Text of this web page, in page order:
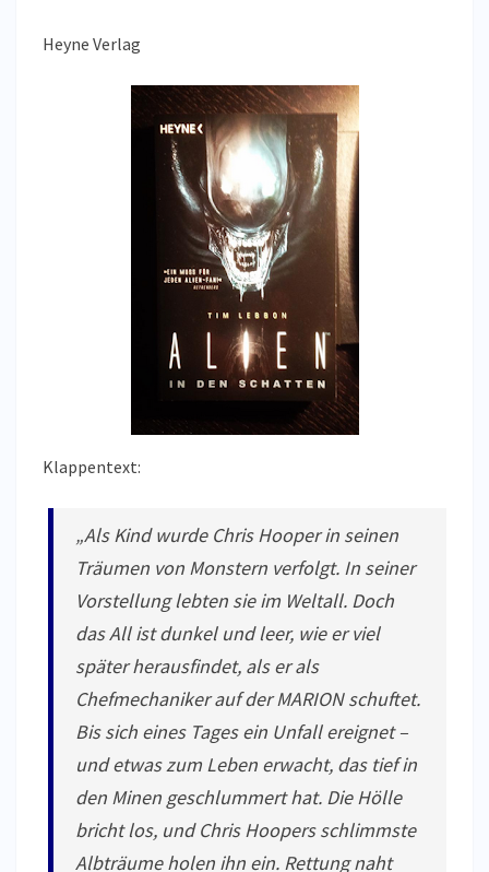
Heyne Verlag
Klappentext:
„Als Kind wurde Chris Hooper in seinen
Träumen von Monstern verfolgt. In seiner
Vorstellung lebten sie im Weltall. Doch
das All ist dunkel und leer, wie er viel
später herausfindet, als er als
Chefmechaniker auf der MARION schuftet.
Bis sich eines Tages ein Unfall ereignet –
und etwas zum Leben erwacht, das tief in
den Minen geschlummert hat. Die Hölle
bricht los, und Chris Hoopers schlimmste
Albträume holen ihn ein. Rettung naht